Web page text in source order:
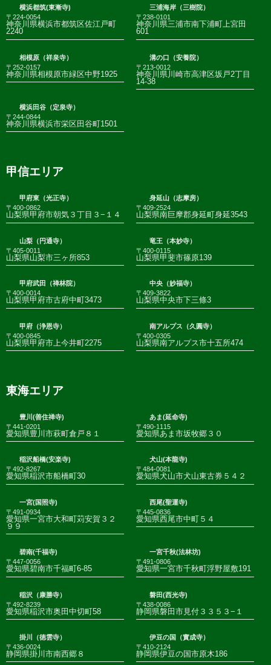
横浜都筑(東漸寺)
〒224-0054
神奈川県横浜市都筑区佐江戸町
2240
三浦海岸（三樹院）
〒238-0101
神奈川県三浦市南下浦町上宮田
601
相模原（祥泉寺）
〒252-0157
神奈川県相模原市緑区中野1925
溝の口（安養院）
〒213-0012
神奈川県川崎市高津区坂戸2丁目
14-38
横浜田谷（定泉寺）
〒244-0844
神奈川県横浜市栄区田谷町1501
甲信エリア
甲府東（光正寺）
〒400-0862
山梨県甲府市朝気３丁目３−１４
身延山（志摩房）
〒409-2524
山梨県南巨摩郡身延町身延3543
山梨（円通寺）
〒405-0011
山梨県山梨市三ヶ所853
竜王（本妙寺）
〒400-0115
山梨県甲斐市篠原139
甲府武田（禅林院）
〒400-0014
山梨県甲府市古府中町3473
中央（妙福寺）
〒409-3822
山梨県中央市下三條3
甲府（浄恩寺）
〒400-0845
山梨県甲府市上今井町2275
南アルプス（久圓寺）
〒400-0305
山梨県南アルプス市十五所474
東海エリア
豊川(善住禅寺)
〒441-0201
愛知県豊川市萩町倉戸８１
あま(延命寺)
〒490-1115
愛知県あま市坂牧郷３０
稲沢船橋(安楽寺)
〒492-8267
愛知県稲沢市船橋町30
犬山(本龍寺)
〒484-0081
愛知県犬山市犬山東古券５４２
一宮(国照寺)
〒491-0934
愛知県一宮市大和町苅安賀３２
９９
西尾(聖運寺)
〒445-0836
愛知県西尾市中町５４
碧南(千福寺)
〒447-0056
愛知県碧南市千福町6-85
一宮千秋(法林坊)
〒491-0806
愛知県一宮市千秋町浮野屋敷191
稲沢（康勝寺）
〒492-8239
愛知県稲沢市奥田中切町58
磐田(西光寺)
〒438-0086
静岡県磐田市見付３３５３−１
掛川（徳雲寺）
〒436-0024
静岡県掛川市南西郷８
伊豆の国（實成寺）
〒410-2124
静岡県伊豆の国市原木186